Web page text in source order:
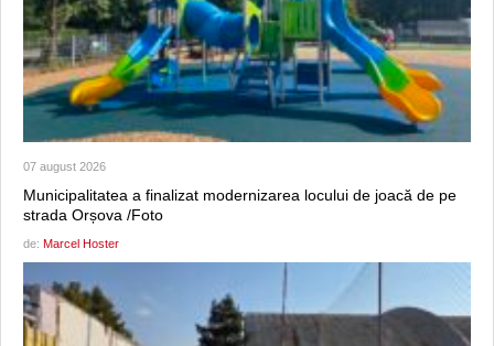
07 august 2026
Municipalitatea a finalizat modernizarea locului de joacă de pe
strada Orșova /Foto
de: Marcel Hoster